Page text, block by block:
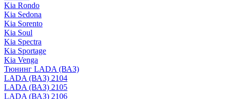
Kia Rondo
Kia Sedona
Kia Sorento
Kia Soul
Kia Spectra
Kia Sportage
Kia Venga
Тюнинг LADA (ВАЗ)
LADA (ВАЗ) 2104
LADA (ВАЗ) 2105
LADA (ВАЗ) 2106